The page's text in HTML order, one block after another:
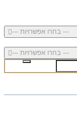
--- בחרו אפשרויות ---
--- בחרו אפשרויות ---